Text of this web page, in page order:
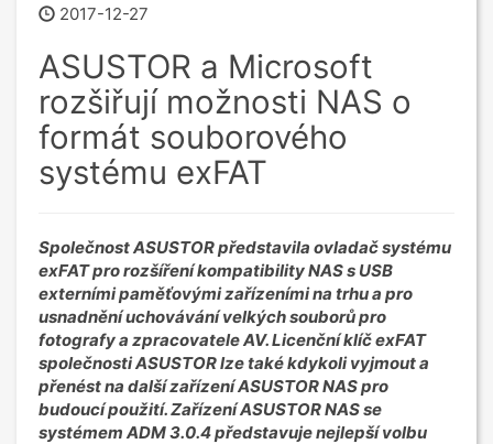
2017-12-27
ASUSTOR a Microsoft
rozšiřují možnosti NAS o
formát souborového
systému exFAT
Společnost ASUSTOR představila ovladač systému
exFAT pro rozšíření kompatibility NAS s USB
externími paměťovými zařízeními na trhu a pro
usnadnění uchovávání velkých souborů pro
fotografy a zpracovatele AV. Licenční klíč exFAT
společnosti ASUSTOR lze také kdykoli vyjmout a
přenést na další zařízení ASUSTOR NAS pro
budoucí použití. Zařízení ASUSTOR NAS se
systémem ADM 3.0.4 představuje nejlepší volbu